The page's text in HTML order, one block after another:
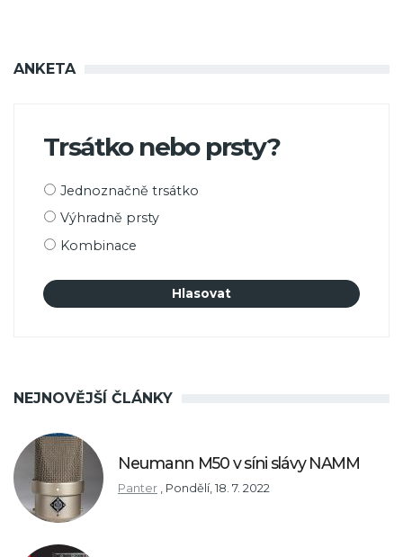
ANKETA
Trsátko nebo prsty?
Možnosti
Jednoznačně trsátko
Výhradně prsty
Kombinace
NEJNOVĚJŠÍ ČLÁNKY
Neumann M50 v síni slávy NAMM
Panter Pondělí, 18. 7. 2022